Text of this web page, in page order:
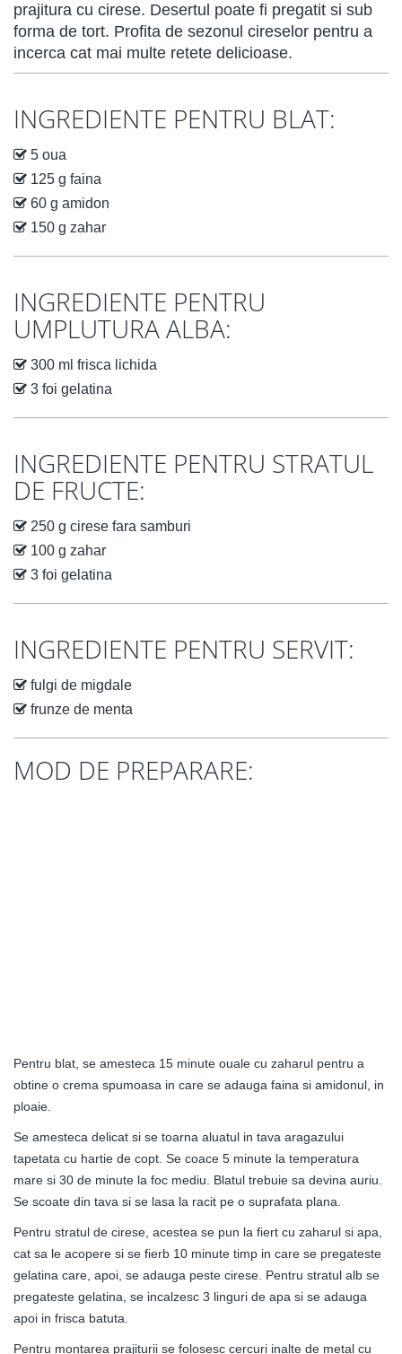
prajitura cu cirese. Desertul poate fi pregatit si sub
forma de tort. Profita de sezonul cireselor pentru a
incerca cat mai multe retete delicioase.
INGREDIENTE PENTRU BLAT:
5 oua
125 g faina
60 g amidon
150 g zahar
INGREDIENTE PENTRU
UMPLUTURA ALBA:
300 ml frisca lichida
3 foi gelatina
INGREDIENTE PENTRU STRATUL
DE FRUCTE:
250 g cirese fara samburi
100 g zahar
3 foi gelatina
INGREDIENTE PENTRU SERVIT:
fulgi de migdale
frunze de menta
MOD DE PREPARARE:
Pentru blat, se amesteca 15 minute ouale cu zaharul pentru a
obtine o crema spumoasa in care se adauga faina si amidonul, in
ploaie.
Se amesteca delicat si se toarna aluatul in tava aragazului
tapetata cu hartie de copt. Se coace 5 minute la temperatura
mare si 30 de minute la foc mediu. Blatul trebuie sa devina auriu.
Se scoate din tava si se lasa la racit pe o suprafata plana.
Pentru stratul de cirese, acestea se pun la fiert cu zaharul si apa,
cat sa le acopere si se fierb 10 minute timp in care se pregateste
gelatina care, apoi, se adauga peste cirese. Pentru stratul alb se
pregateste gelatina, se incalzesc 3 linguri de apa si se adauga
apoi in frisca batuta.
Pentru montarea prajiturii se folosesc cercuri inalte de metal cu